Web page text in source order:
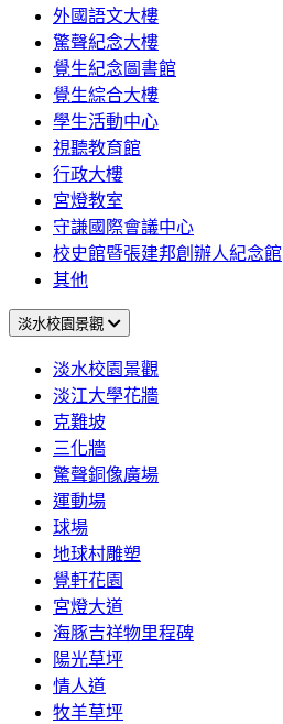
外國語文大樓
驚聲紀念大樓
覺生紀念圖書館
覺生綜合大樓
學生活動中心
視聽教育館
行政大樓
宮燈教室
守謙國際會議中心
校史館暨張建邦創辦人紀念館
其他
淡水校園景觀
淡水校園景觀
淡江大學花牆
克難坡
三化牆
驚聲銅像廣場
運動場
球場
地球村雕塑
覺軒花園
宮燈大道
海豚吉祥物里程碑
陽光草坪
情人道
牧羊草坪